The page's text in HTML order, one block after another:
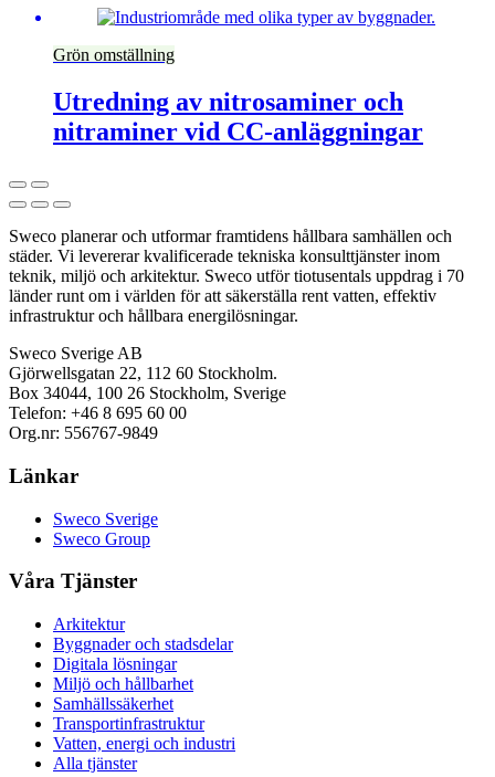
Grön omställning
Utredning av nitrosaminer och
nitraminer vid CC-anläggningar
Sweco planerar och utformar framtidens hållbara samhällen och
städer. Vi levererar kvalificerade tekniska konsulttjänster inom
teknik, miljö och arkitektur. Sweco utför tiotusentals uppdrag i 70
länder runt om i världen för att säkerställa rent vatten, effektiv
infrastruktur och hållbara energilösningar.
Sweco Sverige AB
Gjörwellsgatan 22, 112 60 Stockholm.
Box 34044, 100 26 Stockholm, Sverige
Telefon: +46 8 695 60 00
Org.nr: 556767-9849
Länkar
Sweco Sverige
Sweco Group
Våra Tjänster
Arkitektur
Byggnader och stadsdelar
Digitala lösningar
Miljö och hållbarhet
Samhällssäkerhet
Transportinfrastruktur
Vatten, energi och industri
Alla tjänster